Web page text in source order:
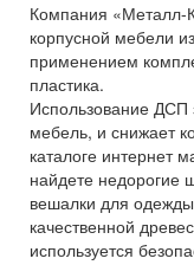
Компания «Металл-
корпусной мебели
применением
пластика.
Использование ДСП
мебель, и снижает
каталоге интернет
найдете
вешалки для
качественной
используется